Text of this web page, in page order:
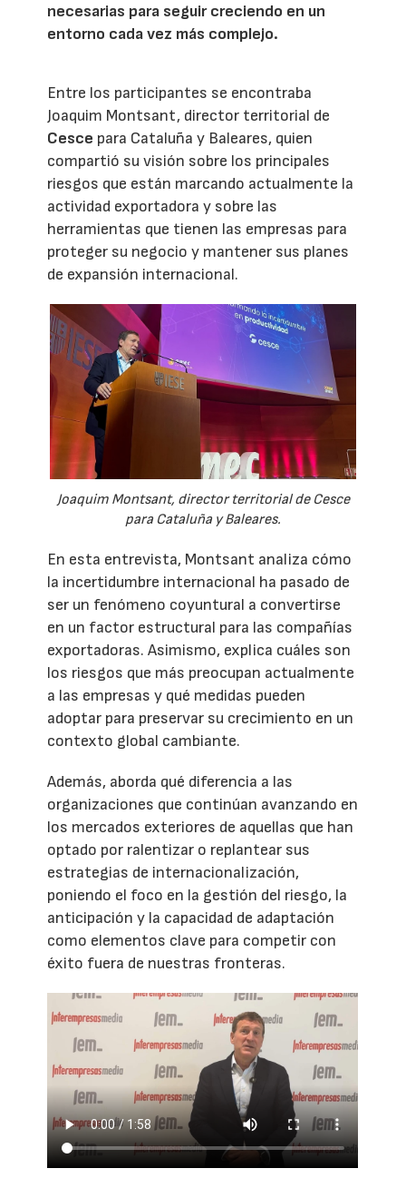
necesarias para seguir creciendo en un
entorno cada vez más complejo.
Entre los participantes se encontraba
Joaquim Montsant, director territorial de
Cesce para Cataluña y Baleares, quien
compartió su visión sobre los principales
riesgos que están marcando actualmente la
actividad exportadora y sobre las
herramientas que tienen las empresas para
proteger su negocio y mantener sus planes
de expansión internacional.
Joaquim Montsant, director territorial de Cesce
para Cataluña y Baleares.
En esta entrevista, Montsant analiza cómo
la incertidumbre internacional ha pasado de
ser un fenómeno coyuntural a convertirse
en un factor estructural para las compañías
exportadoras. Asimismo, explica cuáles son
los riesgos que más preocupan actualmente
a las empresas y qué medidas pueden
adoptar para preservar su crecimiento en un
contexto global cambiante.
Además, aborda qué diferencia a las
organizaciones que continúan avanzando en
los mercados exteriores de aquellas que han
optado por ralentizar o replantear sus
estrategias de internacionalización,
poniendo el foco en la gestión del riesgo, la
anticipación y la capacidad de adaptación
como elementos clave para competir con
éxito fuera de nuestras fronteras.